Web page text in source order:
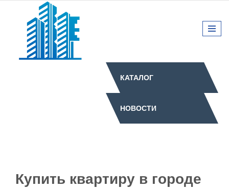
КАТАЛОГ
НОВОСТИ
Купить квартиру в городе